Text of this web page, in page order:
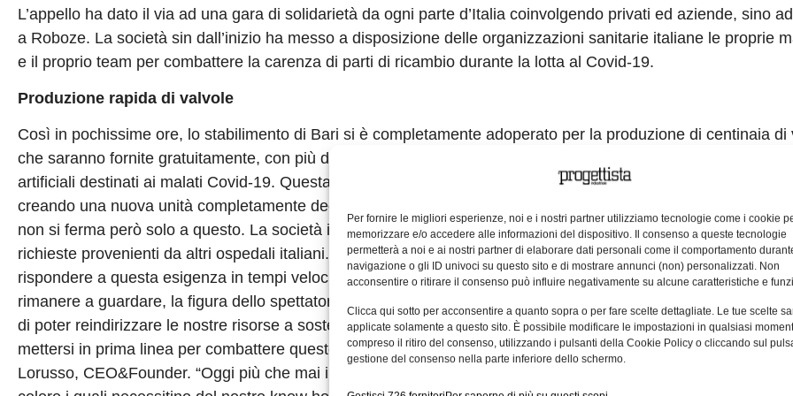
Per fornire le migliori esperienze, noi e i nostri partner utilizziamo tecnologie come i cookie
memorizzare e/o accedere alle informazioni del dispositivo. Il consenso a queste tecnologie
permetterà a noi e ai nostri partner di elaborare dati personali come il comportamento
navigazione o gli ID univoci su questo sito e di mostrare annunci (non) personalizzati. Non
acconsentire o ritirare il consenso può influire negativamente su alcune caratteristiche e
Clicca qui sotto per acconsentire a quanto sopra o per fare scelte dettagliate. Le tue scelte
applicate solamente a questo sito. È possibile modificare le impostazioni in qualsiasi
compreso il ritiro del consenso, utilizzando i pulsanti della Cookie Policy o cliccando sul
gestione del consenso nella parte inferiore dello schermo.
L’appello ha dato il via ad una gara di solidarietà da ogni parte d’Italia coinvolgendo privati ed aziende, sino
a Roboze. La società sin dall’inizio ha messo a disposizione delle organizzazioni sanitarie italiane le proprie
e il proprio team per combattere la carenza di parti di ricambio durante la lotta al Covid-19.
Produzione rapida di valvole
Così in pochissime ore, lo stabilimento di Bari si è completamente adoperato per la produzione di centinaia di
che saranno fornite gratuitamente, con più di 20 stampanti 3D che erano in linea di assemblaggio, per i
artificiali destinati ai malati Covid-19. Questa scelta ha dato la spinta a Roboze anche di riconvertire il proprio
creando una nuova unità completamente dedicata alla stampa 3D on demand: Roboze 3D Parts. L’impegno di
non si ferma però solo a questo. La società infatti non si fermerà a questa prima produzione ed ha accolto altre
richieste provenienti da altri ospedali italiani. Nei prossimi giorni le stampanti 3D Roboze avranno l’obiettivo di
rispondere a questa esigenza in tempi velocissimi e senza alcun costo per le organizzazioni sanitarie. “Non
rimanere a guardare, la figura dello spettatore non è mai stata nelle corde e nello spirito della società. Sono
di poter reindirizzare le nostre risorse a sostegno di chi ne ha bisogno e contribuire ad aiutare chi oggi non
mettersi in prima linea per combattere questo mostro invisibile: gli operatori sanitari e gli ospedali.” spiega
Lorusso, CEO&Founder. “Oggi più che mai il genio italiano si unisce per il bene dell’Italia e del mondo. Invito